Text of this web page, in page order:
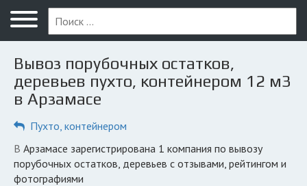
Меню
Главная
Вопрос юристу
Арзамас
ПОЛЬЗОВАТЕЛЯМ
Компании
Экоблог
Вывоз порубочных остатков,
деревьев пухто, контейнером 12 м3
в Арзамасе
Пухто, контейнером
в Арзамасе зарегистрирована 1 компания по вывозу
порубочных остатков, деревьев с отзывами, рейтингом и
фотографиями